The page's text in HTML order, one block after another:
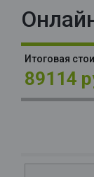
Итоговая
89114